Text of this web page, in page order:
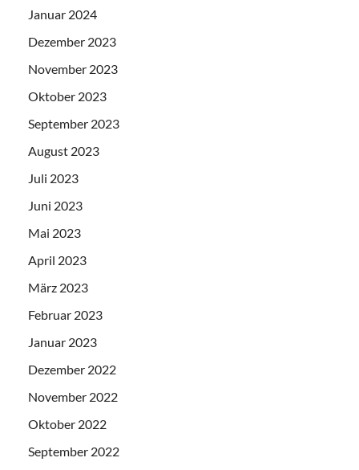
Januar 2024
Dezember 2023
November 2023
Oktober 2023
September 2023
August 2023
Juli 2023
Juni 2023
Mai 2023
April 2023
März 2023
Februar 2023
Januar 2023
Dezember 2022
November 2022
Oktober 2022
September 2022